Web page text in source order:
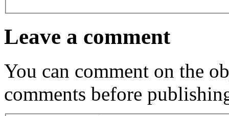
Leave a comment
You can comment on the
comments before